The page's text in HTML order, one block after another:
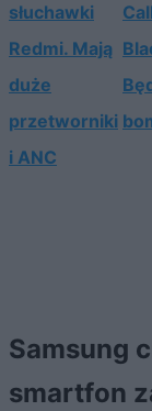
słuchawki
Redmi. Mają
duże
przetworniki
i ANC
Samsung
smartfon